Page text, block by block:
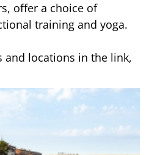
offer a choice of
training and yoga.
and locations in the link,